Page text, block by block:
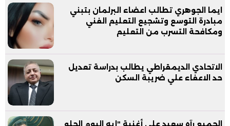
ايما الجوهري تطالب اعضاء البرلمان بتبني
مبادرة التوسع وتشجيع التعليم الفني
ومكافحة التسرب من التعليم
الاتحادي الديمقراطي يطالب بدراسة تعديل
حد الاعفاء علي ضريبة السكن